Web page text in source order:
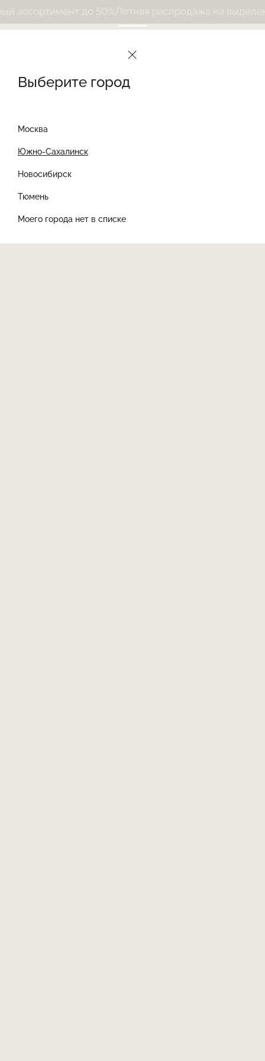
Выберите город
Москва
Южно-Сахалинск
Новосибирск
Тюмень
Моего города нет в списке
до 50%Летняя распродажа на